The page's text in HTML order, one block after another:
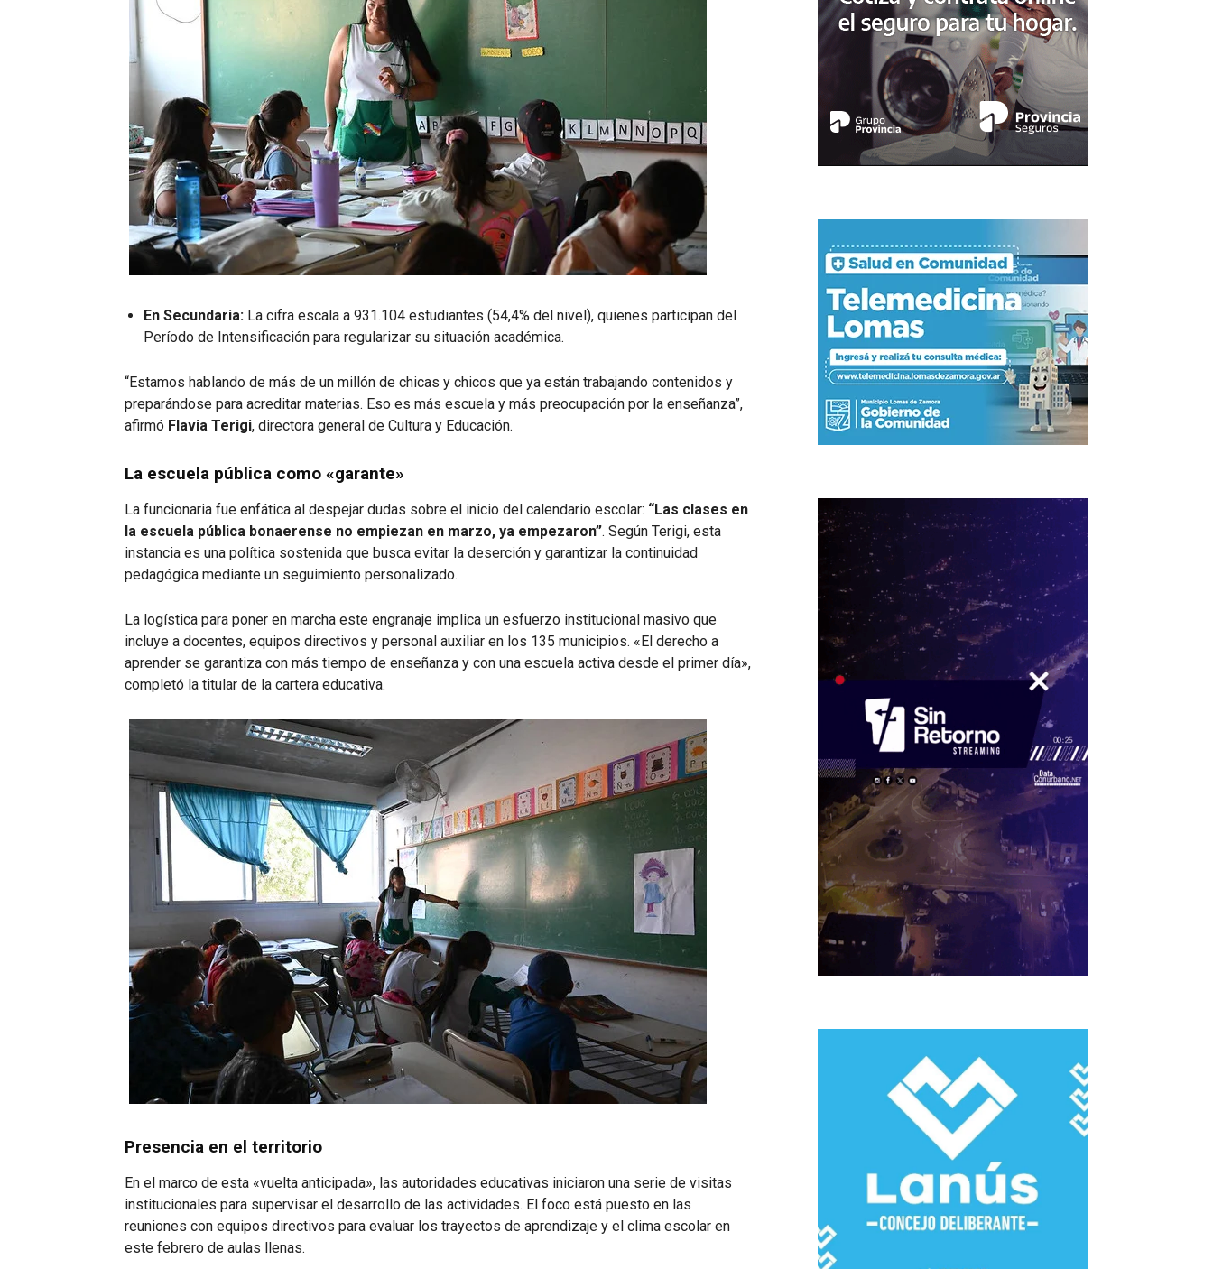
En Secundaria: La cifra escala a 931.104 estudiantes (54,4% del nivel), quienes participan del
Período de Intensificación para regularizar su situación académica.
“Estamos hablando de más de un millón de chicas y chicos que ya están trabajando contenidos y
preparándose para acreditar materias. Eso es más escuela y más preocupación por la enseñanza”,
afirmó Flavia Terigi, directora general de Cultura y Educación.
La escuela pública como «garante»
La funcionaria fue enfática al despejar dudas sobre el inicio del calendario escolar: “Las clases en
la escuela pública bonaerense no empiezan en marzo, ya empezaron”. Según Terigi, esta
instancia es una política sostenida que busca evitar la deserción y garantizar la continuidad
pedagógica mediante un seguimiento personalizado.
La logística para poner en marcha este engranaje implica un esfuerzo institucional masivo que
incluye a docentes, equipos directivos y personal auxiliar en los 135 municipios. «El derecho a
aprender se garantiza con más tiempo de enseñanza y con una escuela activa desde el primer día»,
completó la titular de la cartera educativa.
Presencia en el territorio
En el marco de esta «vuelta anticipada», las autoridades educativas iniciaron una serie de visitas
institucionales para supervisar el desarrollo de las actividades. El foco está puesto en las
reuniones con equipos directivos para evaluar los trayectos de aprendizaje y el clima escolar en
este febrero de aulas llenas.